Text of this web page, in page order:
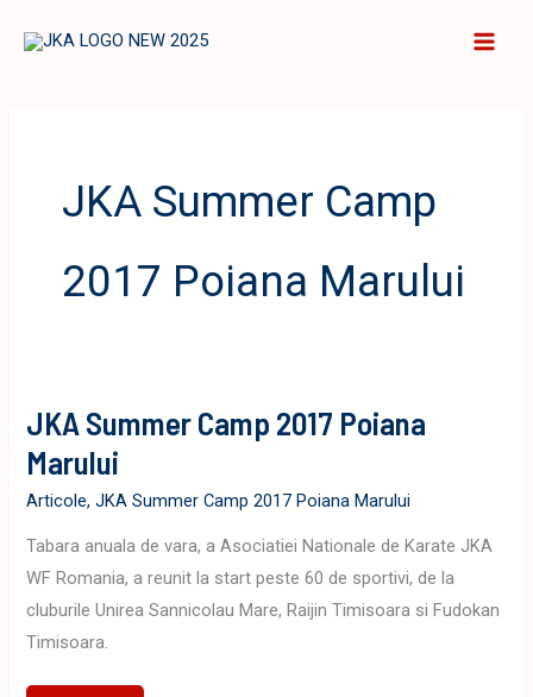
JKA Summer Camp
2017 Poiana Marului
JKA Summer Camp 2017 Poiana
Marului
Articole,JKA Summer Camp 2017 Poiana Marului
Tabara anuala de vara, a Asociatiei Nationale de Karate JKA
WF Romania, a reunit la start peste 60 de sportivi, de la
cluburile Unirea Sannicolau Mare, Raijin Timisoara si Fudokan
Timisoara.